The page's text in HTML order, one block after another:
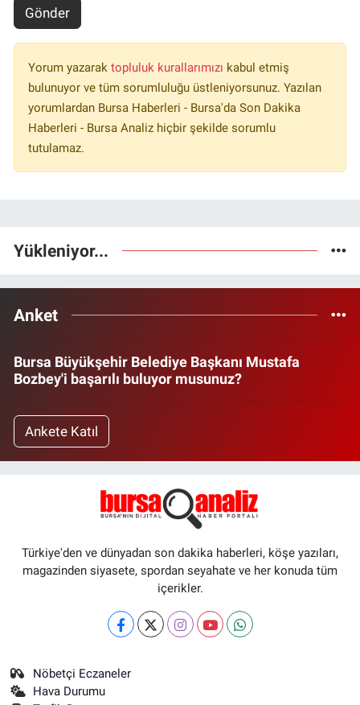
Gönder
Yorum yazarak topluluk kurallarımızı kabul etmiş
bulunuyor ve tüm sorumluluğu üstleniyorsunuz. Yazılan
yorumlardan Bursa Haberleri - Bursa'da Son Dakika
Haberleri - Bursa Analiz hiçbir şekilde sorumlu
tutulamaz.
Yükleniyor...
Anket
Bursa Büyükşehir Belediye Başkanı Mustafa
Bozbey'i başarılı buluyor musunuz?
Ankete Katıl
Türkiye'den ve dünyadan son dakika haberleri, köşe yazıları,
magazinden siyasete, spordan seyahate ve her konuda tüm
içerikler.
Nöbetçi Eczaneler
Hava Durumu